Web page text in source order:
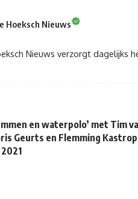
Hoeksch Nieuws
Nieuws verzorgt dagelijks
en waterpolo’ met Tim
Geurts en Flemming